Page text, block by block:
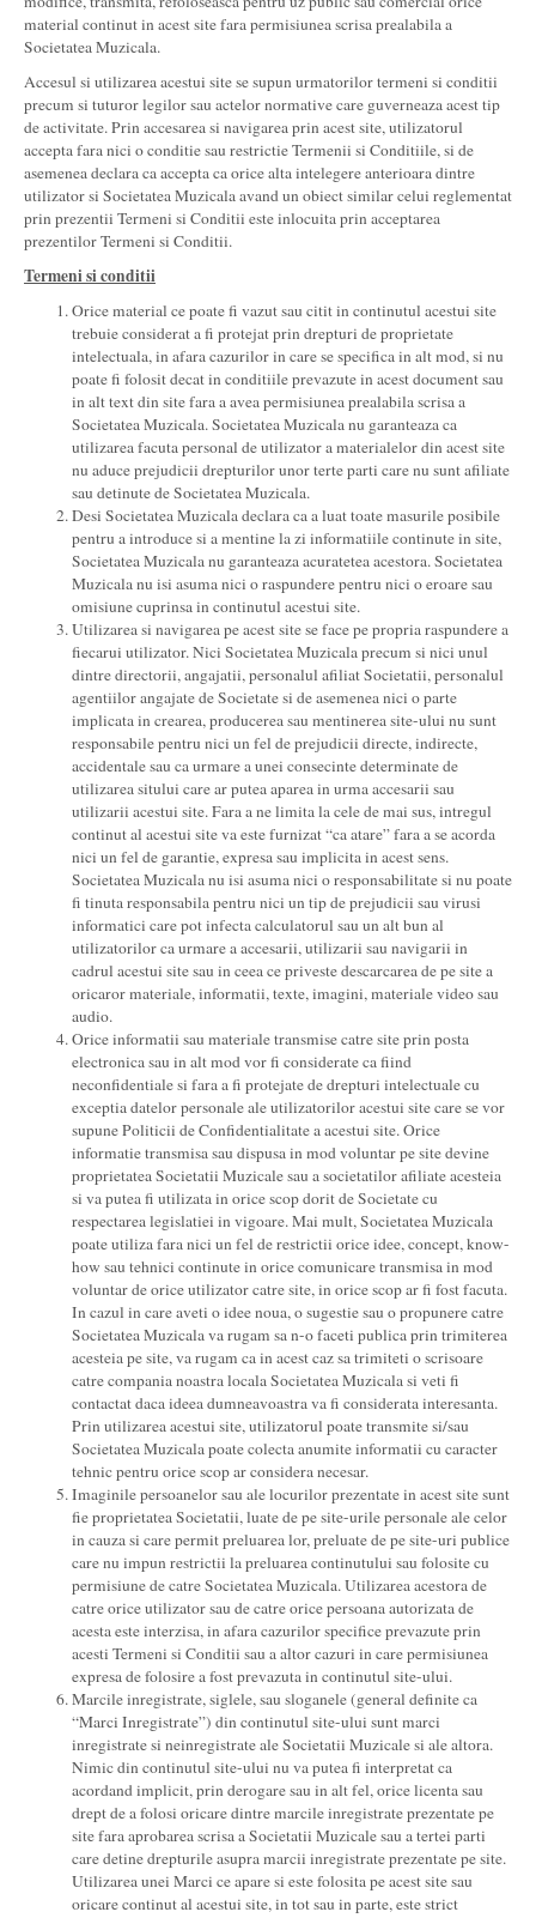
material continut in acest site fara permisiunea scrisa prealabila a
Societatea Muzicala.
Accesul si utilizarea acestui site se supun urmatorilor termeni si conditii
precum si tuturor legilor sau actelor normative care guverneaza acest tip
de activitate. Prin accesarea si navigarea prin acest site, utilizatorul
accepta fara nici o conditie sau restrictie Termenii si Conditiile, si de
asemenea declara ca accepta ca orice alta intelegere anterioara dintre
utilizator si Societatea Muzicala avand un obiect similar celui reglementat
prin prezentii Termeni si Conditii este inlocuita prin acceptarea
prezentilor Termeni si Conditii.
Termeni si conditii
Orice material ce poate fi vazut sau citit in continutul acestui site
trebuie considerat a fi protejat prin drepturi de proprietate
intelectuala, in afara cazurilor in care se specifica in alt mod, si nu
poate fi folosit decat in conditiile prevazute in acest document sau
in alt text din site fara a avea permisiunea prealabila scrisa a
Societatea Muzicala. Societatea Muzicala nu garanteaza ca
utilizarea facuta personal de utilizator a materialelor din acest site
nu aduce prejudicii drepturilor unor terte parti care nu sunt afiliate
sau detinute de Societatea Muzicala.
Desi Societatea Muzicala declara ca a luat toate masurile posibile
pentru a introduce si a mentine la zi informatiile continute in site,
Societatea Muzicala nu garanteaza acuratetea acestora. Societatea
Muzicala nu isi asuma nici o raspundere pentru nici o eroare sau
omisiune cuprinsa in continutul acestui site.
Utilizarea si navigarea pe acest site se face pe propria raspundere a
fiecarui utilizator. Nici Societatea Muzicala precum si nici unul
dintre directorii, angajatii, personalul afiliat Societatii, personalul
agentiilor angajate de Societate si de asemenea nici o parte
implicata in crearea, producerea sau mentinerea site-ului nu sunt
responsabile pentru nici un fel de prejudicii directe, indirecte,
accidentale sau ca urmare a unei consecinte determinate de
utilizarea sitului care ar putea aparea in urma accesarii sau
utilizarii acestui site. Fara a ne limita la cele de mai sus, intregul
continut al acestui site va este furnizat “ca atare” fara a se acorda
nici un fel de garantie, expresa sau implicita in acest sens.
Societatea Muzicala nu isi asuma nici o responsabilitate si nu poate
fi tinuta responsabila pentru nici un tip de prejudicii sau virusi
informatici care pot infecta calculatorul sau un alt bun al
utilizatorilor ca urmare a accesarii, utilizarii sau navigarii in
cadrul acestui site sau in ceea ce priveste descarcarea de pe site a
oricaror materiale, informatii, texte, imagini, materiale video sau
audio.
Orice informatii sau materiale transmise catre site prin posta
electronica sau in alt mod vor fi considerate ca fiind
neconfidentiale si fara a fi protejate de drepturi intelectuale cu
exceptia datelor personale ale utilizatorilor acestui site care se vor
supune Politicii de Confidentialitate a acestui site. Orice
informatie transmisa sau dispusa in mod voluntar pe site devine
proprietatea Societatii Muzicale sau a societatilor afiliate acesteia
si va putea fi utilizata in orice scop dorit de Societate cu
respectarea legislatiei in vigoare. Mai mult, Societatea Muzicala
poate utiliza fara nici un fel de restrictii orice idee, concept, know-
how sau tehnici continute in orice comunicare transmisa in mod
voluntar de orice utilizator catre site, in orice scop ar fi fost facuta.
In cazul in care aveti o idee noua, o sugestie sau o propunere catre
Societatea Muzicala va rugam sa n-o faceti publica prin trimiterea
acesteia pe site, va rugam ca in acest caz sa trimiteti o scrisoare
catre compania noastra locala Societatea Muzicala si veti fi
contactat daca ideea dumneavoastra va fi considerata interesanta.
Prin utilizarea acestui site, utilizatorul poate transmite si/sau
Societatea Muzicala poate colecta anumite informatii cu caracter
tehnic pentru orice scop ar considera necesar.
Imaginile persoanelor sau ale locurilor prezentate in acest site sunt
fie proprietatea Societatii, luate de pe site-urile personale ale celor
in cauza si care permit preluarea lor, preluate de pe site-uri publice
care nu impun restrictii la preluarea continutului sau folosite cu
permisiune de catre Societatea Muzicala. Utilizarea acestora de
catre orice utilizator sau de catre orice persoana autorizata de
acesta este interzisa, in afara cazurilor specifice prevazute prin
acesti Termeni si Conditii sau a altor cazuri in care permisiunea
expresa de folosire a fost prevazuta in continutul site-ului.
Marcile inregistrate, siglele, sau sloganele (general definite ca
“Marci Inregistrate”) din continutul site-ului sunt marci
inregistrate si neinregistrate ale Societatii Muzicale si ale altora.
Nimic din continutul site-ului nu va putea fi interpretat ca
acordand implicit, prin derogare sau in alt fel, orice licenta sau
drept de a folosi oricare dintre marcile inregistrate prezentate pe
site fara aprobarea scrisa a Societatii Muzicale sau a tertei parti
care detine drepturile asupra marcii inregistrate prezentate pe site.
Utilizarea unei Marci ce apare si este folosita pe acest site sau
oricare continut al acestui site, in tot sau in parte, este strict